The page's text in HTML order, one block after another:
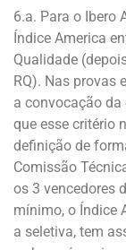
6.a. Para o Ibero
Índice America
Qualidade
RQ). Nas provas
a convocação da
que esse critério
definição de
Comissão
os 3 vencedores
mínimo, o Índice
a seletiva, tem